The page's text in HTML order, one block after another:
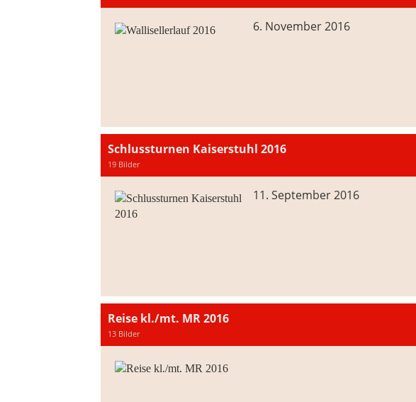
6. November 2016
Schlussturnen Kaiserstuhl 2016
19 Bilder
11. September 2016
Reise kl./mt. MR 2016
13 Bilder